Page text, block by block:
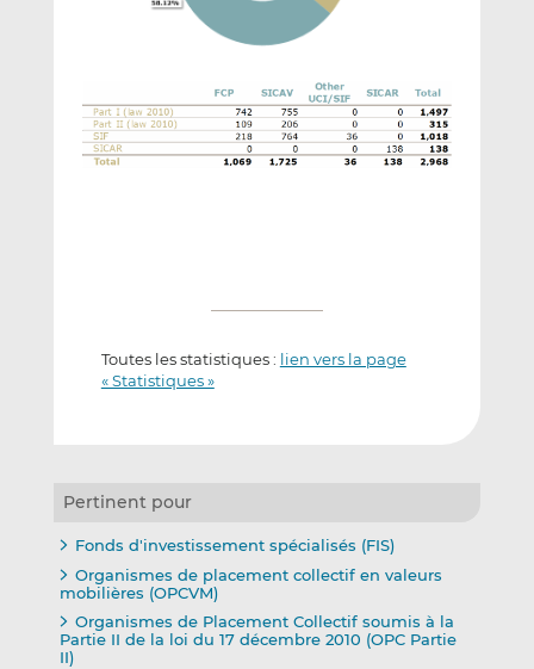
Toutes les statistiques : lien vers la page
« Statistiques »
Pertinent pour
Fonds d'investissement spécialisés (FIS)
Organismes de placement collectif en valeurs
mobilières (OPCVM)
Organismes de Placement Collectif soumis à la
Partie II de la loi du 17 décembre 2010 (OPC Partie
II)